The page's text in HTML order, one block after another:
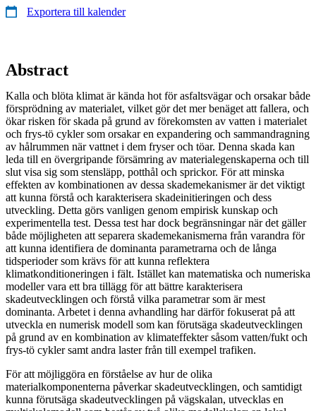
Exportera till kalender
Abstract
Kalla och blöta klimat är kända hot för asfaltsvägar och orsakar både
försprödning av materialet, vilket gör det mer benäget att fallera, och
ökar risken för skada på grund av förekomsten av vatten i materialet
och frys-tö cykler som orsakar en expandering och sammandragning
av hålrummen när vattnet i dem fryser och töar. Denna skada kan
leda till en övergripande försämring av materialegenskaperna och till
slut visa sig som stensläpp, potthål och sprickor. För att minska
effekten av kombinationen av dessa skademekanismer är det viktigt
att kunna förstå och karakterisera skadeinitieringen och dess
utveckling. Detta görs vanligen genom empirisk kunskap och
experimentella test. Dessa test har dock begränsningar när det gäller
både möjligheten att separera skademekanismerna från varandra för
att kunna identifiera de dominanta parametrarna och de långa
tidsperioder som krävs för att kunna reflektera
klimatkonditioneringen i fält. Istället kan matematiska och numeriska
modeller vara ett bra tillägg för att bättre karakterisera
skadeutvecklingen och förstå vilka parametrar som är mest
dominanta. Arbetet i denna avhandling har därför fokuserat på att
utveckla en numerisk modell som kan förutsäga skadeutvecklingen
på grund av en kombination av klimateffekter såsom vatten/fukt och
frys-tö cykler samt andra laster från till exempel trafiken.
För att möjliggöra en förståelse av hur de olika
materialkomponenterna påverkar skadeutvecklingen, och samtidigt
kunna förutsäga skadeutvecklingen på vägskalan, utvecklas en